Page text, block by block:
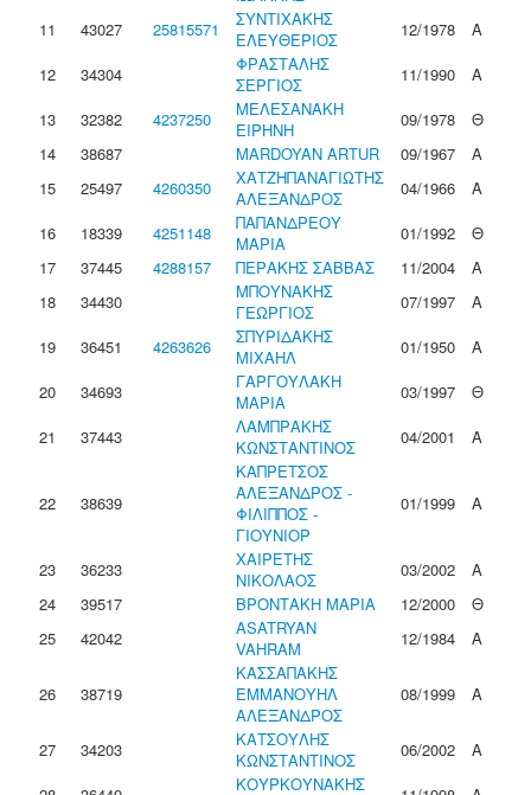
11
43027 25815571
ΣΥΝΤΙΧΑΚΗΣ
ΕΛΕΥΘΕΡΙΟΣ
12/1978
Α
12
34304
ΦΡΑΣΤΑΛΗΣ
ΣΕΡΓΙΟΣ
11/1990
Α
13
32382 4237250
ΜΕΛΕΣΑΝΑΚΗ
ΕΙΡΗΝΗ
09/1978
Θ
14
38687 MARDOYAN ARTUR 09/1967
Α
15
25497 4260350
ΧΑΤΖΗΠΑΝΑΓΙΩΤΗΣ
ΑΛΕΞΑΝΔΡΟΣ
04/1966
Α
16
18339 4251148
ΠΑΠΑΝΔΡΕΟΥ
ΜΑΡΙΑ
01/1992
Θ
17
37445 4288157 ΠΕΡΑΚΗΣ ΣΑΒΒΑΣ 11/2004
Α
18
34430
ΜΠΟΥΝΑΚΗΣ
ΓΕΩΡΓΙΟΣ
07/1997
Α
19
36451 4263626
ΣΠΥΡΙΔΑΚΗΣ
ΜΙΧΑΗΛ
01/1950
Α
20
34693
ΓΑΡΓΟΥΛΑΚΗ
ΜΑΡΙΑ
03/1997
Θ
21
37443
ΛΑΜΠΡΑΚΗΣ
ΚΩΝΣΤΑΝΤΙΝΟΣ
04/2001 Α
22 38639
ΚΑΠΡΕΤΣΟΣ
ΑΛΕΞΑΝΔΡΟΣ -
ΦΙΛΙΠΠΟΣ -
ΓΙΟΥΝΙΟΡ
01/1999 Α
23 36233
ΧΑΙΡΕΤΗΣ
ΝΙΚΟΛΑΟΣ
03/2002
Α
24
39517 ΒΡΟΝΤΑΚΗ ΜΑΡΙΑ 12/2000
Θ
25
42042
ASATRYAN
VAHRAM
12/1984 Α
26 38719
ΚΑΣΣΑΠΑΚΗΣ
ΕΜΜΑΝΟΥΗΛ
ΑΛΕΞΑΝΔΡΟΣ
08/1999 Α
27 34203
ΚΑΤΣΟΥΛΗΣ
ΚΩΝΣΤΑΝΤΙΝΟΣ
06/2002
Α
ΚΟΥΡΚΟΥΝΑΚΗΣ